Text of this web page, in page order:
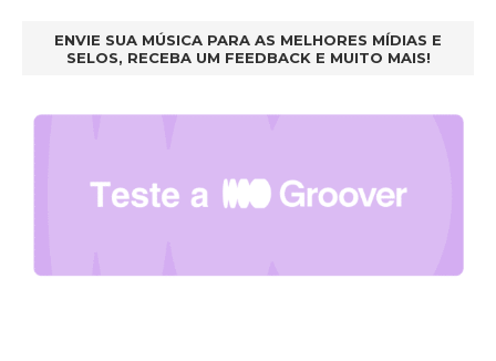
ENVIE SUA MÚSICA PARA AS MELHORES MÍDIAS E
SELOS, RECEBA UM FEEDBACK E MUITO MAIS!